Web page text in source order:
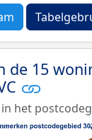
de 15
het